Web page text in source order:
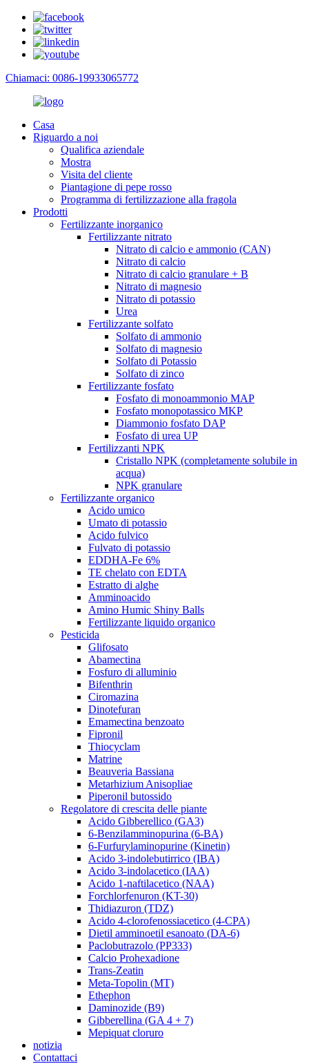
Chiamaci: 0086-19933065772
Casa
Riguardo a noi
Qualifica aziendale
Mostra
Visita del cliente
Piantagione di pepe rosso
Programma di fertilizzazione alla fragola
Prodotti
Fertilizzante inorganico
Fertilizzante nitrato
Nitrato di calcio e ammonio (CAN)
Nitrato di calcio
Nitrato di calcio granulare + B
Nitrato di magnesio
Nitrato di potassio
Urea
Fertilizzante solfato
Solfato di ammonio
Solfato di magnesio
Solfato di Potassio
Solfato di zinco
Fertilizzante fosfato
Fosfato di monoammonio MAP
Fosfato monopotassico MKP
Diammonio fosfato DAP
Fosfato di urea UP
Fertilizzanti NPK
Cristallo NPK (completamente solubile in
acqua)
NPK granulare
Fertilizzante organico
Acido umico
Umato di potassio
Acido fulvico
Fulvato di potassio
EDDHA-Fe 6%
TE chelato con EDTA
Estratto di alghe
Amminoacido
Amino Humic Shiny Balls
Fertilizzante liquido organico
Pesticida
Glifosato
Abamectina
Fosfuro di alluminio
Bifenthrin
Ciromazina
Dinotefuran
Emamectina benzoato
Fipronil
Thiocyclam
Matrine
Beauveria Bassiana
Metarhizium Anisopliae
Piperonil butossido
Regolatore di crescita delle piante
Acido Gibberellico (GA3)
6-Benzilamminopurina (6-BA)
6-Furfurylaminopurine (Kinetin)
Acido 3-indolebutirrico (IBA)
Acido 3-indolacetico (IAA)
Acido 1-naftilacetico (NAA)
Forchlorfenuron (KT-30)
Thidiazuron (TDZ)
Acido 4-clorofenossiacetico (4-CPA)
Dietil amminoetil esanoato (DA-6)
Paclobutrazolo (PP333)
Calcio Prohexadione
Trans-Zeatin
Meta-Topolin (MT)
Ethephon
Daminozide (B9)
Gibberellina (GA 4 + 7)
Mepiquat cloruro
notizia
Contattaci